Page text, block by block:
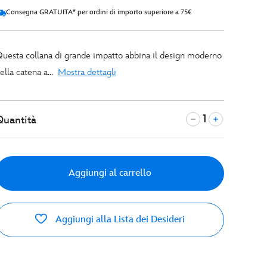
Consegna GRATUITA* per ordini di importo superiore a 75€
collana di grande impatto abbina il design moderno
catena a... Mostra dettagli
Aggiungi al carrello
Aggiungi alla Lista dei Desideri